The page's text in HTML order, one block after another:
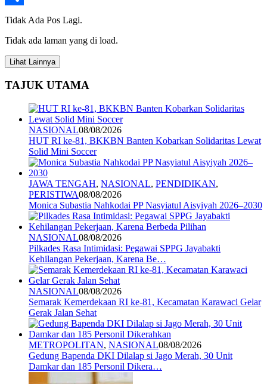
Share
Tidak Ada Pos Lagi.
Tidak ada laman yang di load.
Lihat Lainnya
TAJUK UTAMA
NASIONAL08/08/2026
HUT RI ke-81, BKKBN Banten Kobarkan Solidaritas Lewat
Solid Mini Soccer
JAWA TENGAH, NASIONAL, PENDIDIKAN,
PERISTIWA08/08/2026
Monica Subastia Nahkodai PP Nasyiatul Aisyiyah 2026–2030
NASIONAL08/08/2026
Pilkades Rasa Intimidasi: Pegawai SPPG Jayabakti
Kehilangan Pekerjaan, Karena Be…
NASIONAL08/08/2026
Semarak Kemerdekaan RI ke-81, Kecamatan Karawaci Gelar
Gerak Jalan Sehat
METROPOLITAN, NASIONAL08/08/2026
Gedung Bapenda DKI Dilalap si Jago Merah, 30 Unit
Damkar dan 185 Personil Dikera…